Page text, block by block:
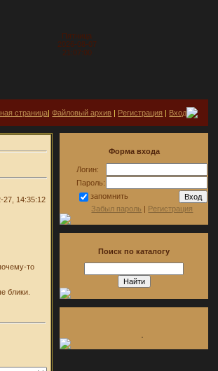
Пятница
2026-08-07
21:07:00
страница|Файловый архив | Регистрация | Вход
27, 14:35:12
то
блики.
Форма входа
Логин:
Пароль:
запомнить
Забыл пароль | Регистрация
Поиск по каталогу